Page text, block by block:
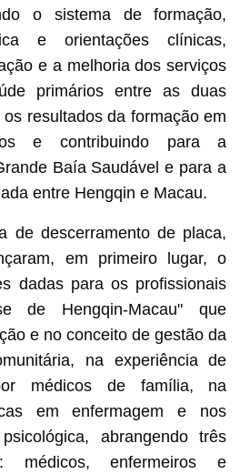
o sistema de formação,
e orientações clínicas,
e a melhoria dos serviços
primários entre as duas
resultados da formação em
e contribuindo para a
Baía Saudável e para a
entre Hengqin e Macau.
de descerramento de placa,
em primeiro lugar, o
dadas para os profissionais
de Hengqin-Macau" que
e no conceito de gestão da
na experiência de
médicos de família, na
em enfermagem e nos
abrangendo três
médicos, enfermeiros e